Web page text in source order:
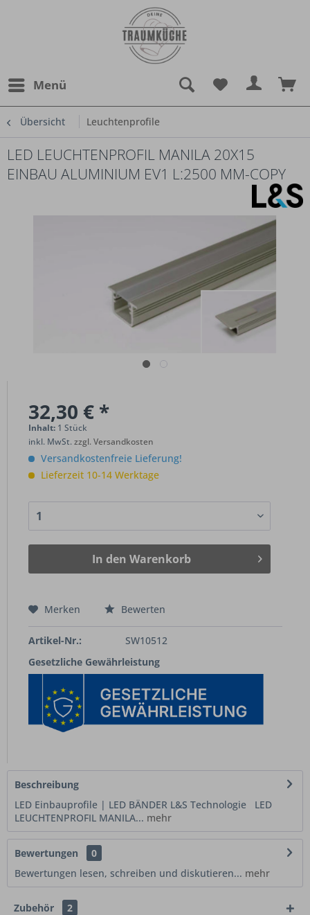
Menü
Übersicht Leuchtenprofile
LED LEUCHTENPROFIL MANILA 20X15
EINBAU ALUMINIUM EV1 L:2500 MM-COPY
32,30 € *
Inhalt: 1 Stück
inkl. MwSt.zzgl. Versandkosten
Versandkostenfreie Lieferung!
Lieferzeit 10-14 Werktage
In den Warenkorb
Merken Bewerten
Artikel-Nr.:
SW10512
Gesetzliche Gewährleistung
Beschreibung
LED Einbauprofile | LED BÄNDER L&S Technologie LED
LEUCHTENPROFIL MANILA... mehr
Bewertungen
0
Bewertungen lesen, schreiben und diskutieren... mehr
Zubehör 2